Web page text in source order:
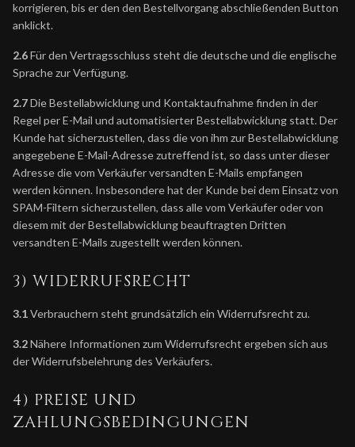
korrigieren, bis er den den Bestellvorgang abschließenden Button
anklickt.
2.6Für den Vertragsschluss steht die deutsche und die englische
Sprache zur Verfügung.
2.7Die Bestellabwicklung und Kontaktaufnahme finden in der
Regel per E-Mail und automatisierter Bestellabwicklung statt. Der
Kunde hat sicherzustellen, dass die von ihm zur Bestellabwicklung
angegebene E-Mail-Adresse zutreffend ist, so dass unter dieser
Adresse die vom Verkäufer versandten E-Mails empfangen
werden können. Insbesondere hat der Kunde bei dem Einsatz von
SPAM-Filtern sicherzustellen, dass alle vom Verkäufer oder von
diesem mit der Bestellabwicklung beauftragten Dritten
versandten E-Mails zugestellt werden können.
3) WIDERRUFSRECHT
3.1Verbrauchern steht grundsätzlich ein Widerrufsrecht zu.
3.2Nähere Informationen zum Widerrufsrecht ergeben sich aus
der Widerrufsbelehrung des Verkäufers.
4) PREISE UND
ZAHLUNGSBEDINGUNGEN